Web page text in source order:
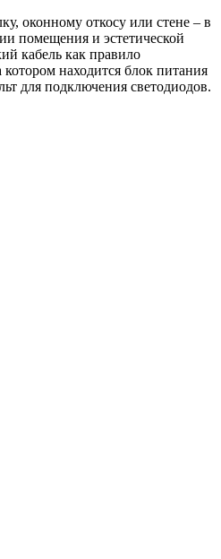
оконному откосу или стене – в
помещения и эстетической
кабель как правило
находится блок питания
для подключения светодиодов.